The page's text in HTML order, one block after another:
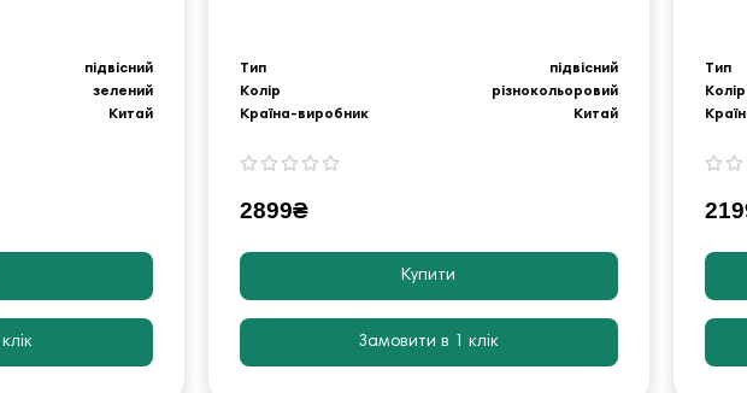
підвісний
зелений
Китай
Тип
підвісний
Колір
різнокольоровий
Країна-виробник
Китай
2899₴
Купити
Замовити в 1 клік
Тип
Колір